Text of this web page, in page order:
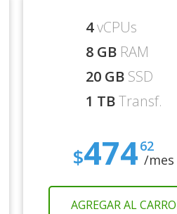
4vCPUs
8 GBRAM
20 GBSSD
1 TBTransf.
$47462
/mes
AGREGAR AL CARRO